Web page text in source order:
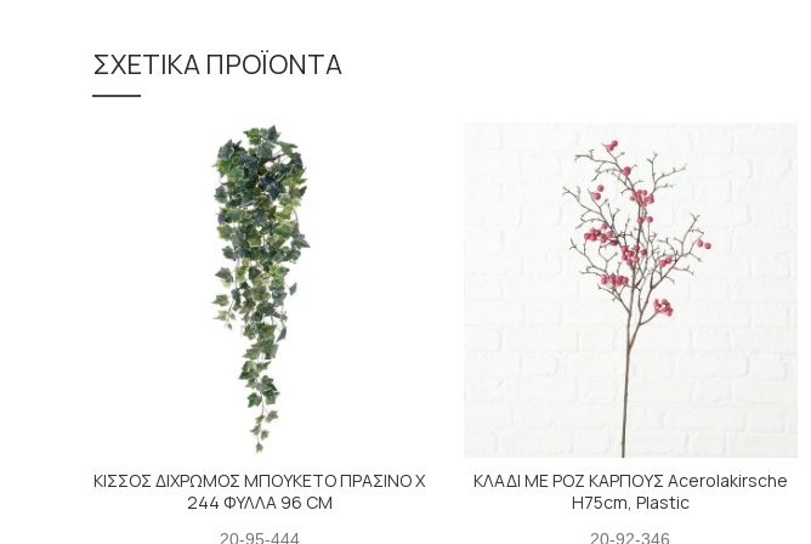
ΣΧΕΤΙΚΆ ΠΡΟΪΌΝΤΑ
ΚΙΣΣΟΣ ΔΙΧΡΩΜΟΣ ΜΠΟΥΚΕΤΟ ΠΡΑΣΙΝΟ X
244 ΦΥΛΛΑ 96 CM
20-95-444
ΚΛΑΔΙ ΜΕ ΡΟΖ ΚΑΡΠΟΥΣ Acerolakirsche
H75cm, Plastic
20-92-346